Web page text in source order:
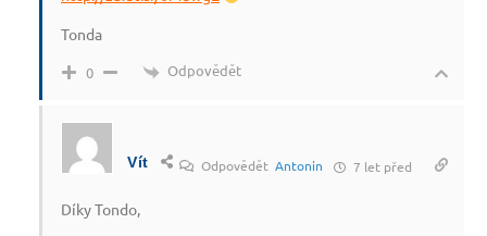
Tonda
0 Odpovědět
Vít OdpovědětAntonin 7 let před
Díky Tondo,